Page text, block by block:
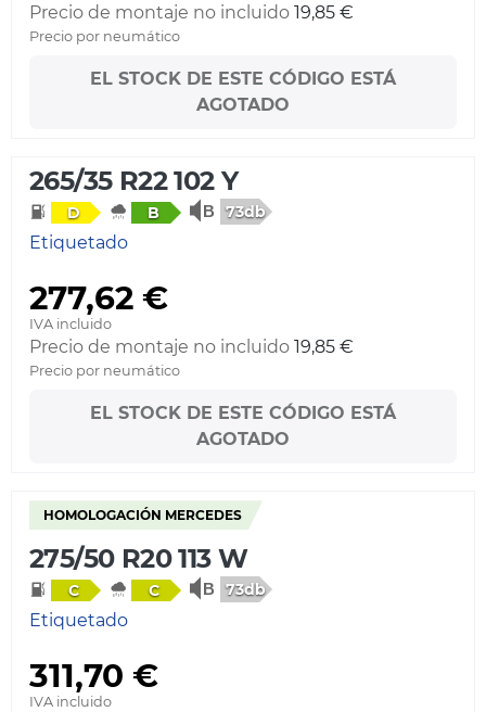
Precio de montaje no incluido 19,85 €
Precio por neumático
EL STOCK DE ESTE CÓDIGO ESTÁ
AGOTADO
265/35 R22 102 Y
D B 73db
Etiquetado
277,62 €
IVA incluido
Precio de montaje no incluido 19,85 €
Precio por neumático
EL STOCK DE ESTE CÓDIGO ESTÁ
AGOTADO
HOMOLOGACIÓN MERCEDES
275/50 R20 113 W
C C 73db
Etiquetado
311,70 €
IVA incluido